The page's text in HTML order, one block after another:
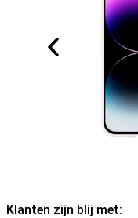
Klanten zijn blij met: